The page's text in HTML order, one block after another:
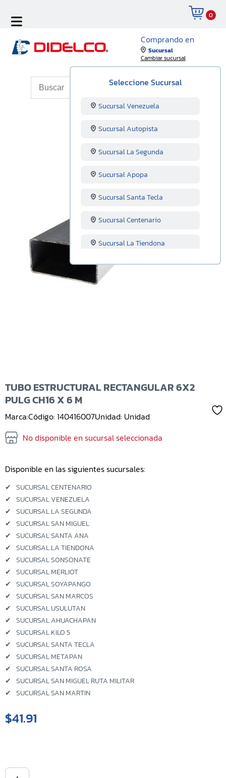
0
Comprando en
Sucursal
Cambiar sucursal
Seleccione Sucursal
Sucursal Venezuela
Sucursal Autopista
Sucursal La Segunda
Sucursal Apopa
Sucursal Santa Tecla
Sucursal Centenario
Sucursal La Tiendona
Sucursal Merliot
Sucursal Kilo 5
Militar
TUBO ESTRUCTURAL RECTANGULAR 6X2
PULG CH16 X 6 M
Marca:Código: 140416007Unidad: Unidad
No disponible en sucursal seleccionada
Disponible en las siguientes sucursales:
✔ SUCURSAL CENTENARIO
✔ SUCURSAL VENEZUELA
✔ SUCURSAL LA SEGUNDA
✔ SUCURSAL SAN MIGUEL
✔ SUCURSAL SANTA ANA
✔ SUCURSAL LA TIENDONA
✔ SUCURSAL SONSONATE
✔ SUCURSAL MERLIOT
✔ SUCURSAL SOYAPANGO
✔ SUCURSAL SAN MARCOS
✔ SUCURSAL USULUTAN
✔ SUCURSAL AHUACHAPAN
✔ SUCURSAL KILO 5
✔ SUCURSAL SANTA TECLA
✔ SUCURSAL METAPAN
✔ SUCURSAL SANTA ROSA
✔ SUCURSAL SAN MIGUEL RUTA MILITAR
✔ SUCURSAL SAN MARTIN
$41.91